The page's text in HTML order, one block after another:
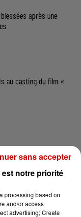
après une
au casting du film «
16h31
16h31
notre priorité
processing based on
and/or access
advertising; Create
sans accepter